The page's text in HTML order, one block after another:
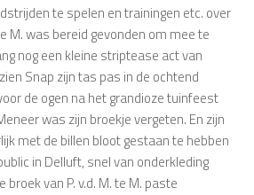
te spelen en trainingen etc. over
M. was bereid gevonden om mee te
nog een kleine striptease act van
Snap zijn tas pas in de ochtend
de ogen na het grandioze tuinfeest
was zijn broekje vergeten. En zijn
met de billen bloot gestaan te hebben
in Delluft, snel van onderkleding
van P. v.d. M. te M. paste